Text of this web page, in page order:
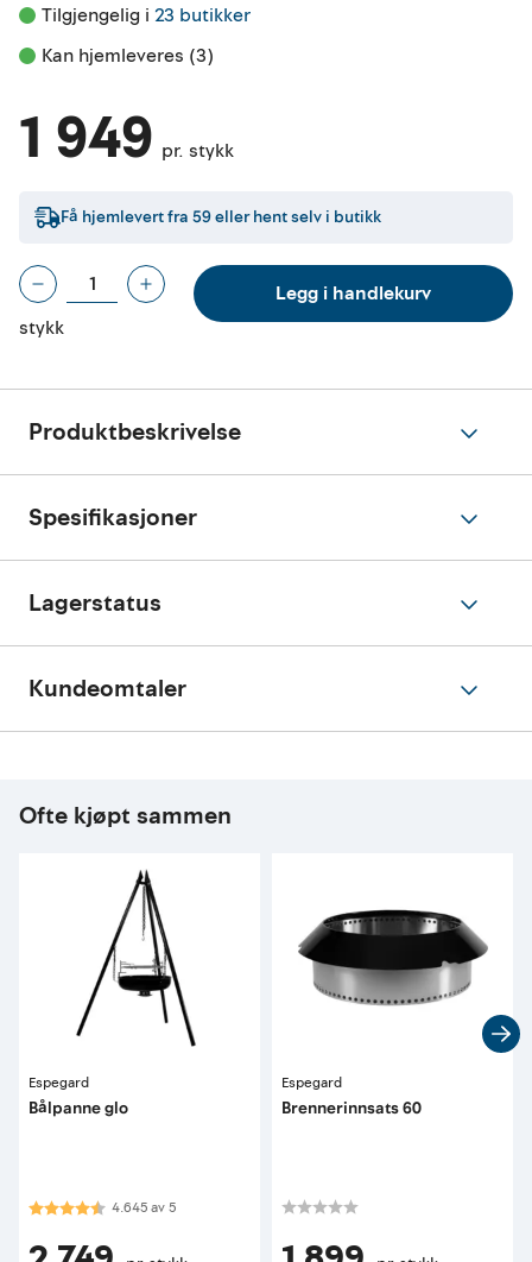
Tilgjengelig i 23 butikker
Kan hjemleveres (3)
1 949 pr. stykk
Få hjemlevert fra 59eller hent selv i butikk
stykk
Legg i handlekurv
Produktbeskrivelse
Spesifikasjoner
Lagerstatus
Kundeomtaler
Ofte kjøpt sammen
Espegard
Bålpanne glo
Karakter:4.6 av 5 mulige
4.645av5
Espegard
Brennerinnsats 60